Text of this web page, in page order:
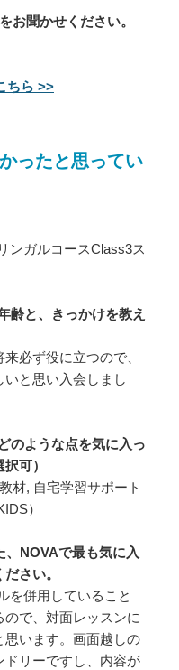
お聞かせください。
ちら >>
ったと思ってい
ンガルコースClass3ス
齢と、きっかけを教え
必ず役に立つので、
と思い入会しまし
のような点を気に入っ
可）
材, 自宅学習サポート
）
、NOVAで最も気に入
さい。
を併用していること
で、対面レッスンに
います。画面越しの
ドリーですし、内容が